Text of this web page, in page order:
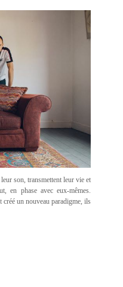
son, transmettent leur vie et
en phase avec eux-mêmes.
créé un nouveau paradigme, ils